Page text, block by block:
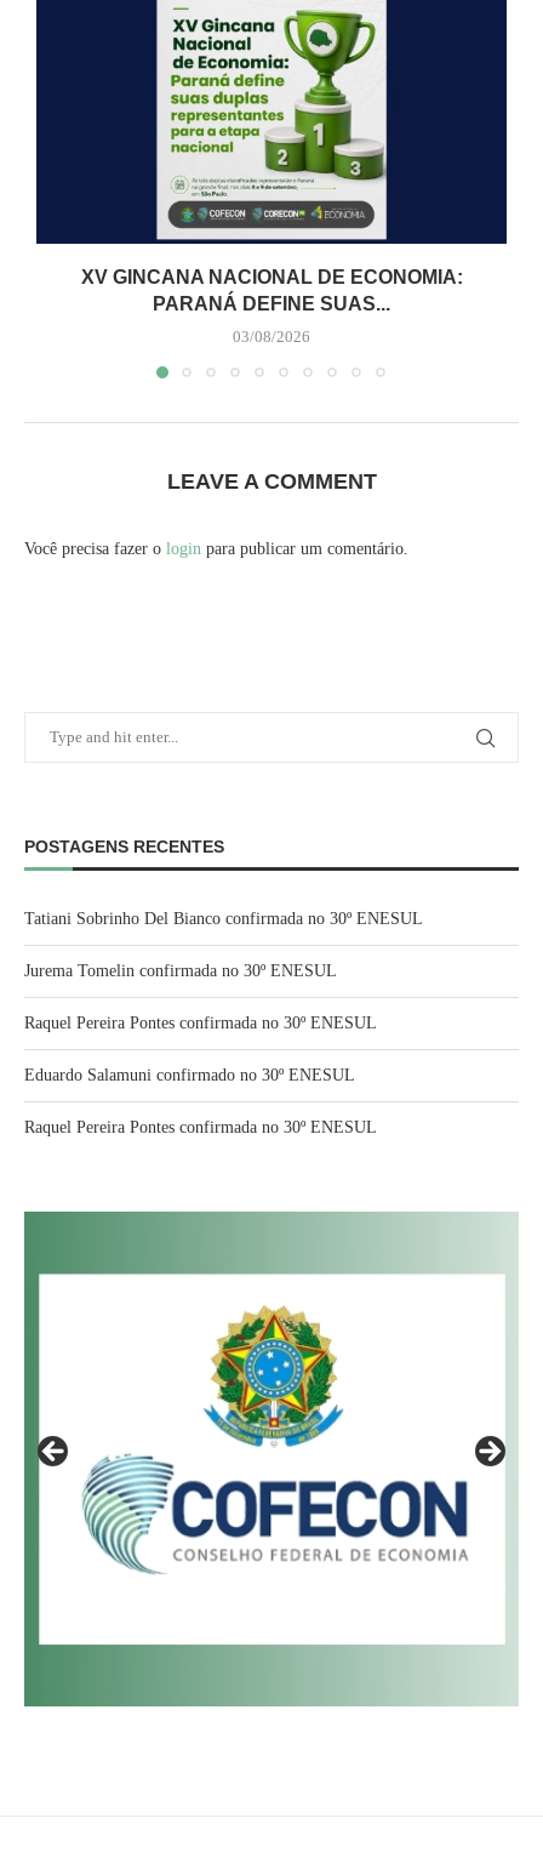
XV GINCANA NACIONAL DE ECONOMIA:
PARANÁ DEFINE SUAS...
03/08/2026
LEAVE A COMMENT
Você precisa fazer o login para publicar um comentário.
POSTAGENS RECENTES
Tatiani Sobrinho Del Bianco confirmada no 30º ENESUL
Jurema Tomelin confirmada no 30º ENESUL
Raquel Pereira Pontes confirmada no 30º ENESUL
Eduardo Salamuni confirmado no 30º ENESUL
Raquel Pereira Pontes confirmada no 30º ENESUL